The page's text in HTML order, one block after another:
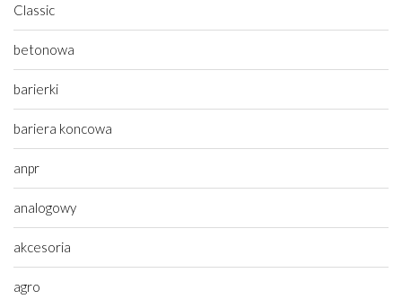
Classic
betonowa
barierki
bariera koncowa
anpr
analogowy
akcesoria
agro